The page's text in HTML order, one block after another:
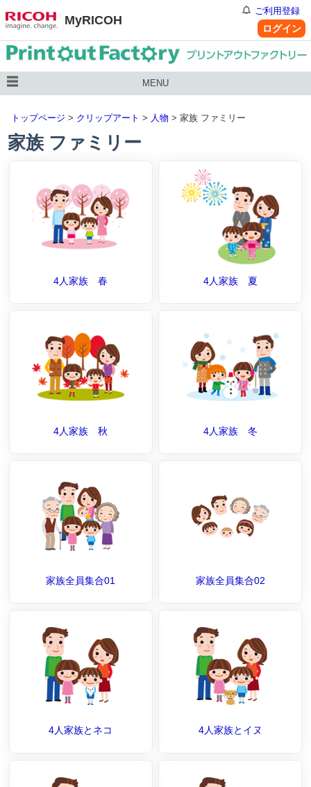
MyRICOH
ご利用登録
ログイン
MENU
トップページ > クリップアート > 人物 > 家族 ファミリー
家族 ファミリー
4人家族 春 4人家族 夏
4人家族 秋 4人家族 冬
家族全員集合01 家族全員集合02
4人家族とネコ 4人家族とイヌ